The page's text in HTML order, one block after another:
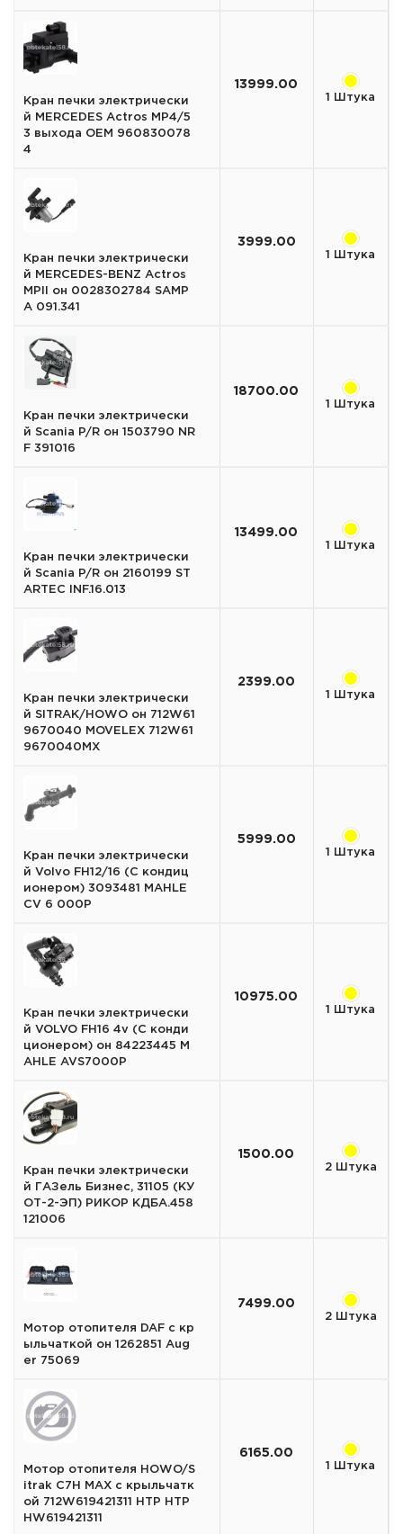
Кран печки электрически
й MERCEDES Actros MP4/5
3 выхода OEM 960830078
4
13999.00
1 Штука
Кран печки электрически
й MERCEDES-BENZ Actros
MPII он 0028302784 SAMP
A 091.341
3999.00
1 Штука
Кран печки электрически
й Scania P/R он 1503790 NR
F 391016
18700.00
1 Штука
Кран печки электрически
й Scania P/R он 2160199 ST
ARTEC INF.16.013
13499.00
1 Штука
Кран печки электрически
й SITRAK/HOWO он 712W61
9670040 MOVELEX 712W61
9670040MX
2399.00
1 Штука
Кран печки электрически
й Volvo FH12/16 (С кондиц
ионером) 3093481 MAHLE
CV 6 000P
5999.00
1 Штука
Кран печки электрически
й VOLVO FH16 4v (С конди
ционером) он 84223445 M
AHLE AVS7000P
10975.00
1 Штука
Кран печки электрически
й ГАЗель Бизнес, 31105 (КУ
ОТ-2-ЭП) РИКОР КДБА.458
121006
1500.00
2 Штука
Мотор отопителя DAF с кр
ыльчаткой он 1262851 Aug
er 75069
7499.00
2 Штука
Мотор отопителя HOWO/S
itrak C7H MAX с крыльчатк
ой 712W619421311 HTP HTP
HW619421311
6165.00
1 Штука